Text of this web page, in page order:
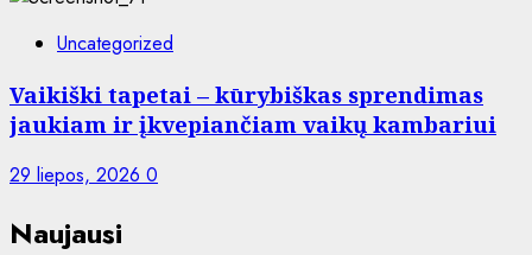
Uncategorized
Vaikiški tapetai – kūrybiškas sprendimas
jaukiam ir įkvepiančiam vaikų kambariui
29 liepos, 2026 0
Naujausi